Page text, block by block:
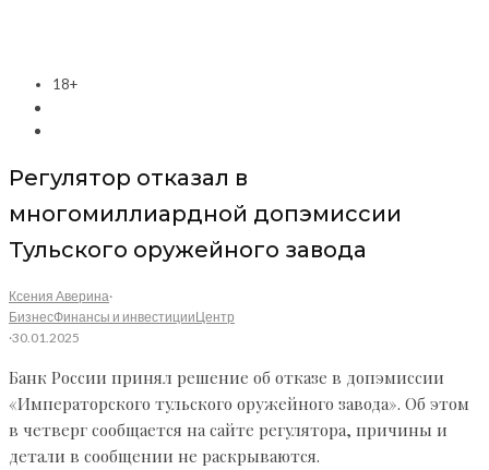
18+
Регулятор отказал в
многомиллиардной допэмиссии
Тульского оружейного завода
Ксения Аверина·
БизнесФинансы и инвестицииЦентр
·30.01.2025
Банк России принял решение об отказе в допэмиссии
«Императорского тульского оружейного завода». Об этом
в четверг сообщается на сайте регулятора, причины и
детали в сообщении не раскрываются.